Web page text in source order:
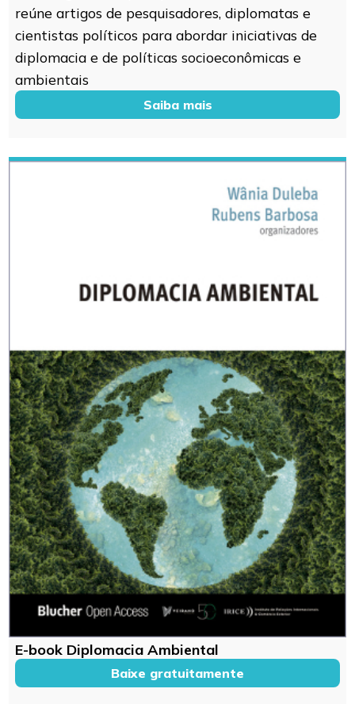
reúne artigos de pesquisadores, diplomatas e
cientistas políticos para abordar iniciativas de
diplomacia e de políticas socioeconômicas e
ambientais
Saiba mais
E-book Diplomacia Ambiental
Baixe gratuitamente